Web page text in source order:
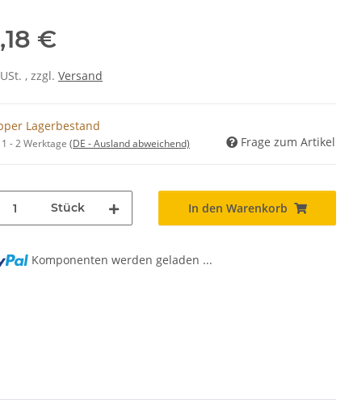
€
, zzgl. Versand
Lagerbestand
1 - 2 Werktage (DE - Ausland abweichend) Frage zum Artikel
Stück In den Warenkorb
Komponenten werden geladen ...